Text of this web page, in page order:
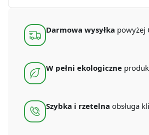
500
(75
szt.) Darmowa wysyłka powyżej
W pełni ekologiczne
Szybka i rzetelna obsługa